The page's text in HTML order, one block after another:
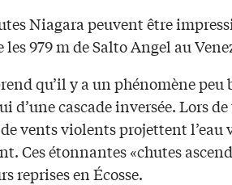
Niagara peuvent être
les 979 m de Salto Angel au
qu’il y a un phénomène
d’une cascade inversée. Lors
vents violents projettent l’eau
Ces étonnantes «chutes
reprises en Écosse.